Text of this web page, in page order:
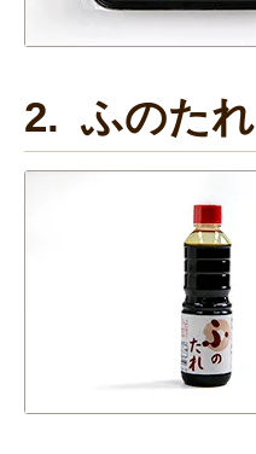
2. ふのたれ